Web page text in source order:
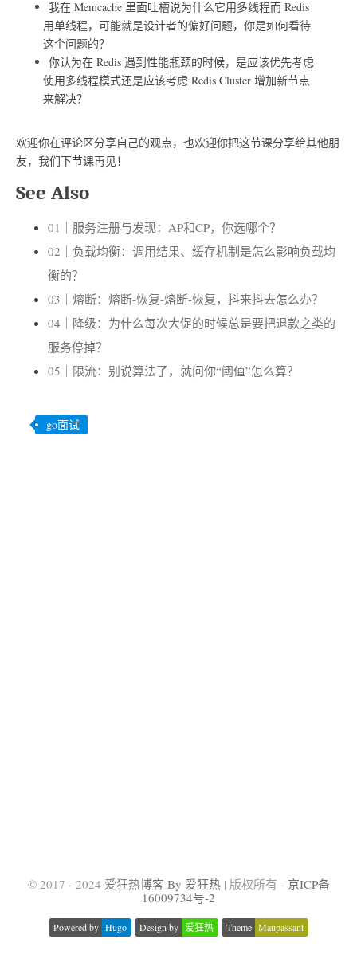
我在 Memcache 里面吐槽说为什么它用多线程而 Redis
用单线程，可能就是设计者的偏好问题，你是如何看待
这个问题的？
你认为在 Redis 遇到性能瓶颈的时候，是应该优先考虑
使用多线程模式还是应该考虑 Redis Cluster 增加新节点
来解决？
欢迎你在评论区分享自己的观点，也欢迎你把这节课分享给其他朋
友，我们下节课再见！
See Also
01｜服务注册与发现：AP和CP，你选哪个？
02｜负载均衡：调用结果、缓存机制是怎么影响负载均
衡的？
03｜熔断：熔断-恢复-熔断-恢复，抖来抖去怎么办？
04｜降级：为什么每次大促的时候总是要把退款之类的
服务停掉？
05｜限流：别说算法了，就问你“阈值”怎么算？
go面试
© 2017 - 2024 爱狂热博客 By 爱狂热| 版权所有 - 京ICP备
16009734号-2
Powered by Hugo Design by 爱狂热 Theme Maupassant